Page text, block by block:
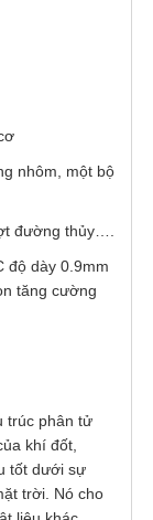
nhôm, một bộ
đường thủy….
độ dày 0.9mm
tăng cường
trúc phân tử
khí đốt,
tốt dưới sự
trời. Nó cho